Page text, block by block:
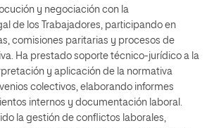
y negociación con la
de los Trabajadores, participando en
comisiones paritarias y procesos de
Ha prestado soporte técnico-jurídico a la
y aplicación de la normativa
colectivos, elaborando informes
internos y documentación laboral.
la gestión de conflictos laborales,